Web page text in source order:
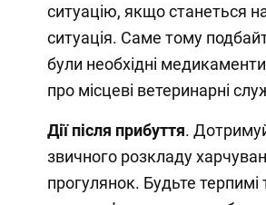
ситуацію, якщо станеться
ситуація. Саме тому
були необхідні
про місцеві ветеринарні
Дії після прибуття.
звичного розкладу
прогулянок. Будьте терпимі